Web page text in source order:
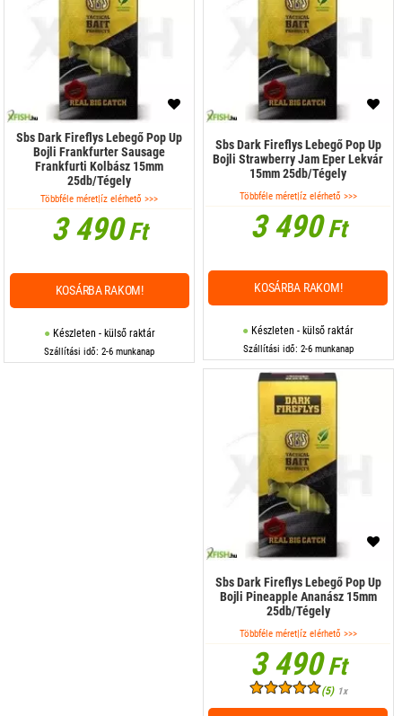
Sbs Dark Fireflys Lebegő Pop Up
Bojli Frankfurter Sausage
Frankfurti Kolbász 15mm
25db/Tégely
Többféle méret|íz elérhető >>>
3 490Ft
Készleten - külső raktár
Szállítási idő: 2-6 munkanap
KOSÁRBA RAKOM!
Sbs Dark Fireflys Lebegő Pop Up
Bojli Strawberry Jam Eper Lekvár
15mm 25db/Tégely
Többféle méret|íz elérhető >>>
3 490Ft
Készleten - külső raktár
Szállítási idő: 2-6 munkanap
KOSÁRBA RAKOM!
Sbs Dark Fireflys Lebegő Pop Up
Bojli Pineapple Ananász 15mm
25db/Tégely
Többféle méret|íz elérhető >>>
3 490Ft
(5) 1x